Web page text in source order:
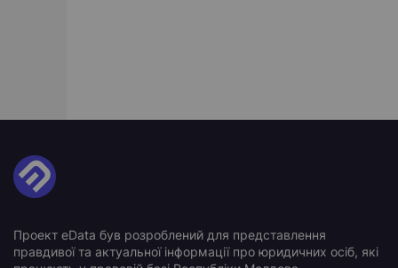
Проект eData був розроблений для представлення
правдивої та актуальної інформації про юридичних осіб, які